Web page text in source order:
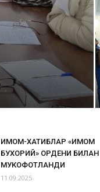
ИМОМ-ХАТИБЛАР «ИМОМ
БУХОРИЙ» ОРДЕНИ БИЛАН
МУКОФОТЛАНДИ
11.09.2025